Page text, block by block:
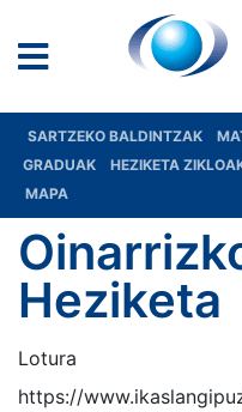
SARTZEKO BALDINTZAK
GRADUAK
HEZIKETA
MAPA
Heziketa
Lotura
https://